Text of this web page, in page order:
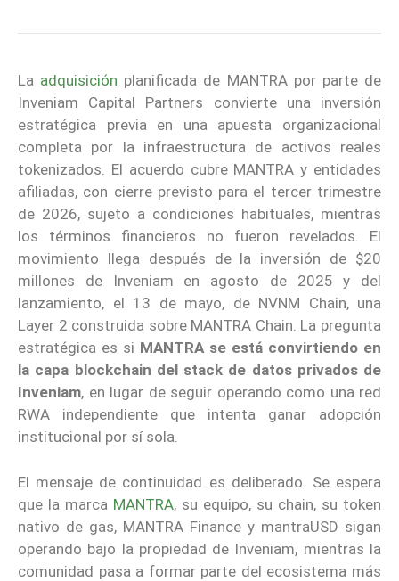
La adquisición planificada de MANTRA por parte de
Inveniam Capital Partners convierte una inversión
estratégica previa en una apuesta organizacional
completa por la infraestructura de activos reales
tokenizados. El acuerdo cubre MANTRA y entidades
afiliadas, con cierre previsto para el tercer trimestre
de 2026, sujeto a condiciones habituales, mientras
los términos financieros no fueron revelados. El
movimiento llega después de la inversión de $20
millones de Inveniam en agosto de 2025 y del
lanzamiento, el 13 de mayo, de NVNM Chain, una
Layer 2 construida sobre MANTRA Chain. La pregunta
estratégica es si MANTRA se está convirtiendo en
la capa blockchain del stack de datos privados de
Inveniam, en lugar de seguir operando como una red
RWA independiente que intenta ganar adopción
institucional por sí sola.
El mensaje de continuidad es deliberado. Se espera
que la marca MANTRA, su equipo, su chain, su token
nativo de gas, MANTRA Finance y mantraUSD sigan
operando bajo la propiedad de Inveniam, mientras la
comunidad pasa a formar parte del ecosistema más